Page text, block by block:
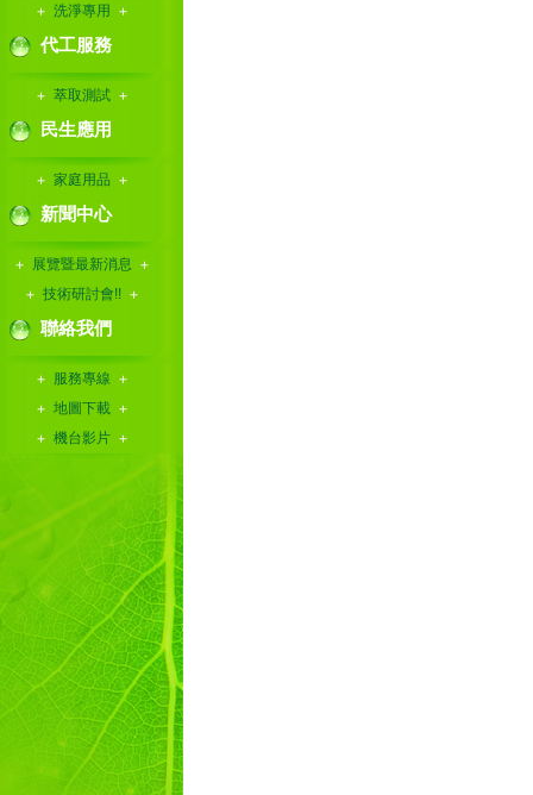
洗淨專用
代工服務
萃取測試
民生應用
家庭用品
新聞中心
展覽暨最新消息
技術研討會!!
聯絡我們
服務專線
地圖下載
機台影片